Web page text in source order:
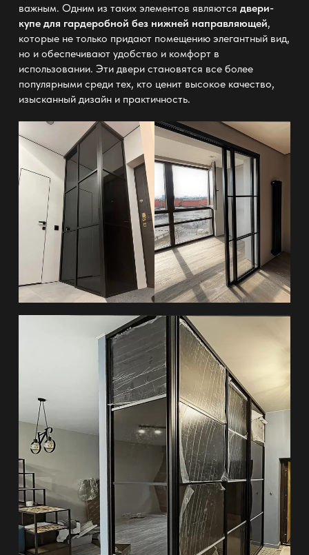
важным. Одним из таких элементов являются двери-
купе для гардеробной без нижней направляющей,
которые не только придают помещению элегантный вид,
но и обеспечивают удобство и комфорт в
использовании. Эти двери становятся все более
популярными среди тех, кто ценит высокое качество,
изысканный дизайн и практичность.